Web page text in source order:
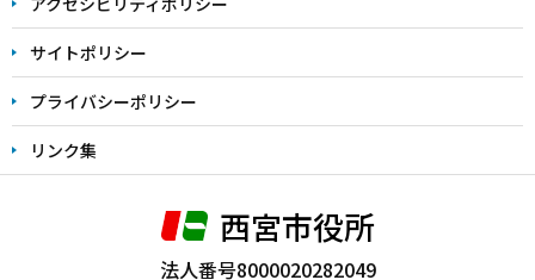
サイトポリシー
プライバシーポリシー
リンク集
西宮市役所
法人番号8000020282049